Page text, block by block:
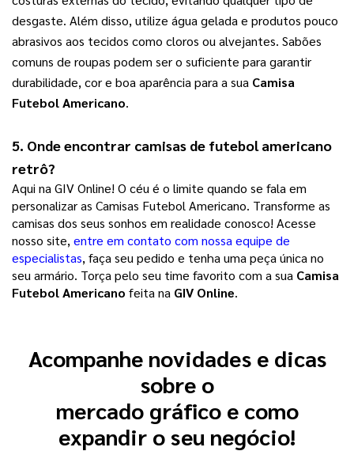
desgaste. Além disso, utilize água gelada e produtos pouco
abrasivos aos tecidos como cloros ou alvejantes. Sabões
comuns de roupas podem ser o suficiente para garantir
durabilidade, cor e boa aparência para a sua Camisa
Futebol Americano.
5. Onde encontrar camisas de futebol americano
retrô?
Aqui na GIV Online! O céu é o limite quando se fala em
personalizar as Camisas Futebol Americano. Transforme as
camisas dos seus sonhos em realidade conosco! Acesse
nosso site, entre em contato com nossa equipe de
especialistas, faça seu pedido e tenha uma peça única no
seu armário. Torça pelo seu time favorito com a sua Camisa
Futebol Americano feita na GIV Online.
Acompanhe novidades e dicas
sobre o
mercado gráfico e como
expandir o seu negócio!